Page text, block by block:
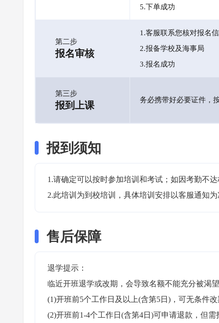
5.下单成功
第二步
报名审核
1.客服联系您核对报名
2.报备学校及海事局
3.报名成功
第三步
报到上课 务必携带好必要证件，
报到须知
1.请确定可以按时参加培训和考试；如因考勤不
2.此培训为到校培训，具体培训安排以客服通知
售后保障
退学提示：
临近开班退学或改期，会导致名额不能充分被渴
(1)开班前5个工作日及以上(含第5日)，可无条件
(2)开班前1-4个工作日(含第4日)可申请退款，但